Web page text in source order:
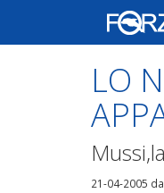
LO
21-04-2005